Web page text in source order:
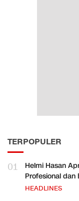
TERPOPULER
01
Helmi Hasan
Profesional
HEADLINES